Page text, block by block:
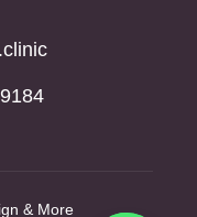
& More